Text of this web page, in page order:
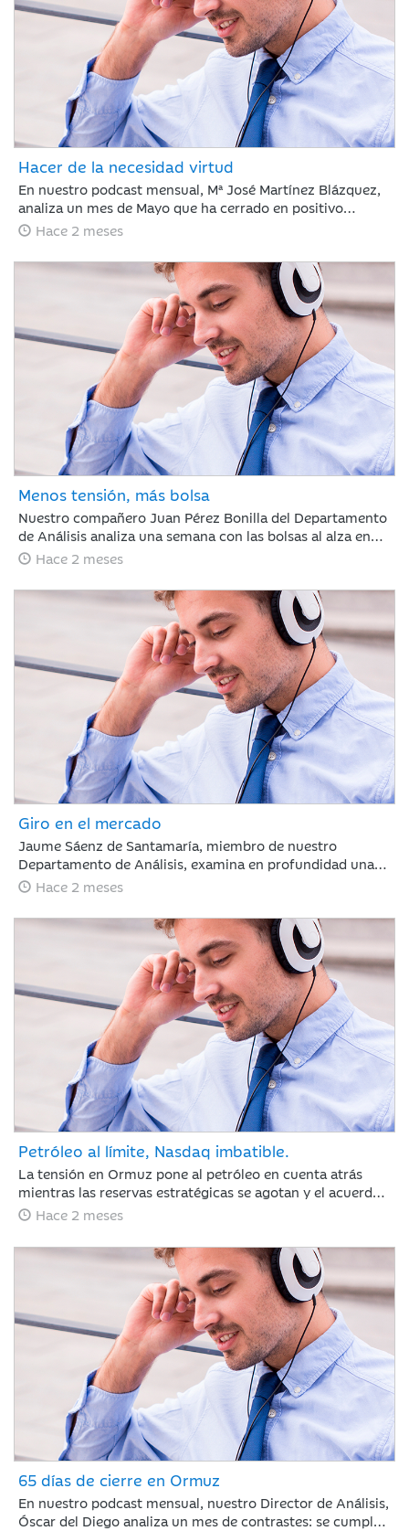
Hacer de la necesidad virtud
En nuestro podcast mensual, Mª José Martínez Blázquez,
analiza un mes de Mayo que ha cerrado en positivo
impulsado por resultados corporativos y el auge global de
reducirse la tensión en el estrecho de Ormuz, mientras
que la renta fija mostró recuperación ante la
estabilización de la deuda pública. En este contexto, el
mercado demostró ser caprichoso, haciendo clave ignorar
el ruido a corto plazo.
Hace 2 meses
Menos tensión, más bolsa
Nuestro compañero Juan Pérez Bonilla del Departamento
de Análisis analiza una semana con las bolsas al alza en
Europa y Japón, tras asimilar los resultados récord de
principio de acuerdo entre EE. UU. e Irán, lo que relaja las
curvas de renta fija. Para los próximos días, el foco estará
en la evolución diplomática y los datos clave de inflación
en Europa y EE. UU.
Hace 2 meses
Giro en el mercado
Jaume Sáenz de Santamaría, miembro de nuestro
Departamento de Análisis, examina en profundidad una
semana compleja para los inversores. Tras un mes de
de ligeras caídas y repunte de la volatilidad, un escenario
condicionado por la ausencia de avances comerciales
significativos entre EE. UU. y China, la firme postura de
Pekín respecto a Taiwán y la preocupante prolongación
del conflicto en Oriente Medio, factores que obligan a
evaluar con cautela las dinámicas macroeconómicas
Hace 2 meses
Petróleo al límite, Nasdaq imbatible.
La tensión en Ormuz pone al petróleo en cuenta atrás
mientras las reservas estratégicas se agotan y el acuerdo
con Irán se resiste. Jaime Sáenz de Santamaría, del
por el pulso energético y la resiliencia de unas bolsas
impulsadas por los resultados tecnológicos.
Hace 2 meses
65 días de cierre en Ormuz
En nuestro podcast mensual, nuestro Director de Análisis,
Óscar del Diego analiza un mes de contrastes: se cumplen